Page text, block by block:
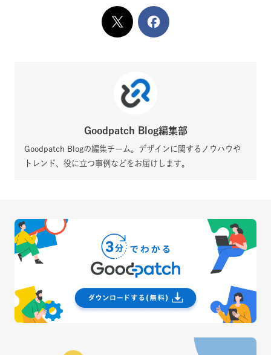
XでシェアFacebook
Goodpatch Blog編集部
Goodpatch Blogの編集チーム。デザインに関するノウハウや
トレンド、役に立つ事例などをお届けします。